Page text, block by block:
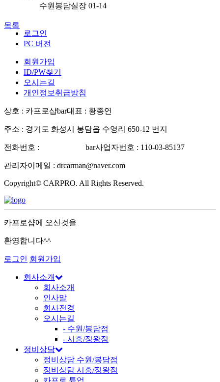
수원봉담실장 01-14
목록
로그인
PC 버전
회원가입
ID/PW찾기
오시는길
개인정보취급방침
상호 : 카프로샵bar대표 : 황종연
주소 : 경기도 화성시 봉담읍 수영리 650-12 번지
전화번호 : bar사업자번호 : 110-03-85137
관리자이메일 : drcarman@naver.com
Copyright© CARPRO. All Rights Reserved.
카프로샵에 오신것을
환영합니다^^
로그인 회원가입
회사소개
회사소개
인사말
회사전경
오시는길
- 수원/봉담점
- 시흥/정왕점
정비상담
정비상담 수원/봉담점
정비상담 시흥/정왕점
카프로 튠업